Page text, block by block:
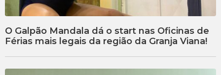
O Galpão Mandala dá o start nas Oficinas de
Férias mais legais da região da Granja Viana!